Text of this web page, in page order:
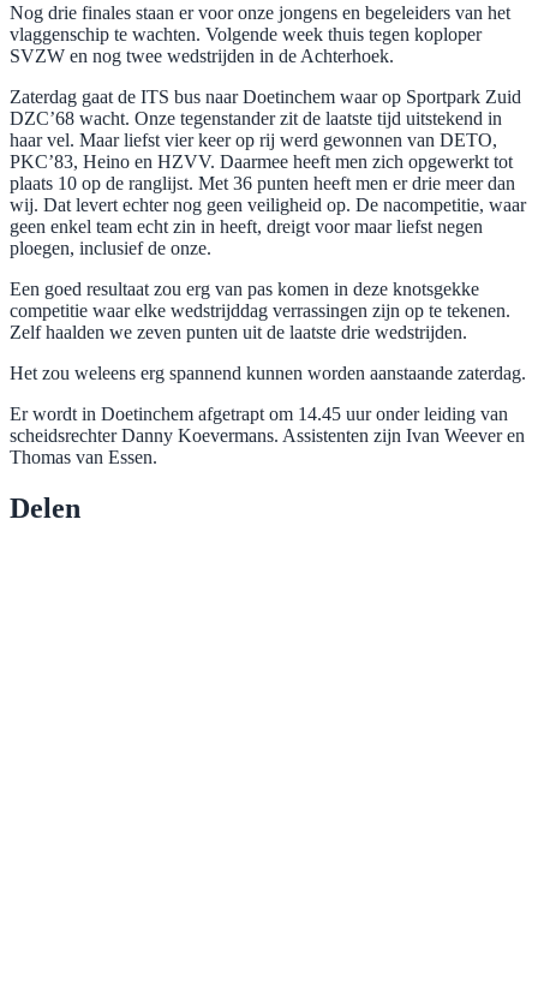
Nog drie finales staan er voor onze jongens en begeleiders van het
vlaggenschip te wachten. Volgende week thuis tegen koploper
SVZW en nog twee wedstrijden in de Achterhoek.
Zaterdag gaat de ITS bus naar Doetinchem waar op Sportpark Zuid
DZC’68 wacht. Onze tegenstander zit de laatste tijd uitstekend in
haar vel. Maar liefst vier keer op rij werd gewonnen van DETO,
PKC’83, Heino en HZVV. Daarmee heeft men zich opgewerkt tot
plaats 10 op de ranglijst. Met 36 punten heeft men er drie meer dan
wij. Dat levert echter nog geen veiligheid op. De nacompetitie, waar
geen enkel team echt zin in heeft, dreigt voor maar liefst negen
ploegen, inclusief de onze.
Een goed resultaat zou erg van pas komen in deze knotsgekke
competitie waar elke wedstrijddag verrassingen zijn op te tekenen.
Zelf haalden we zeven punten uit de laatste drie wedstrijden.
Het zou weleens erg spannend kunnen worden aanstaande zaterdag.
Er wordt in Doetinchem afgetrapt om 14.45 uur onder leiding van
scheidsrechter Danny Koevermans. Assistenten zijn Ivan Weever en
Thomas van Essen.
Delen